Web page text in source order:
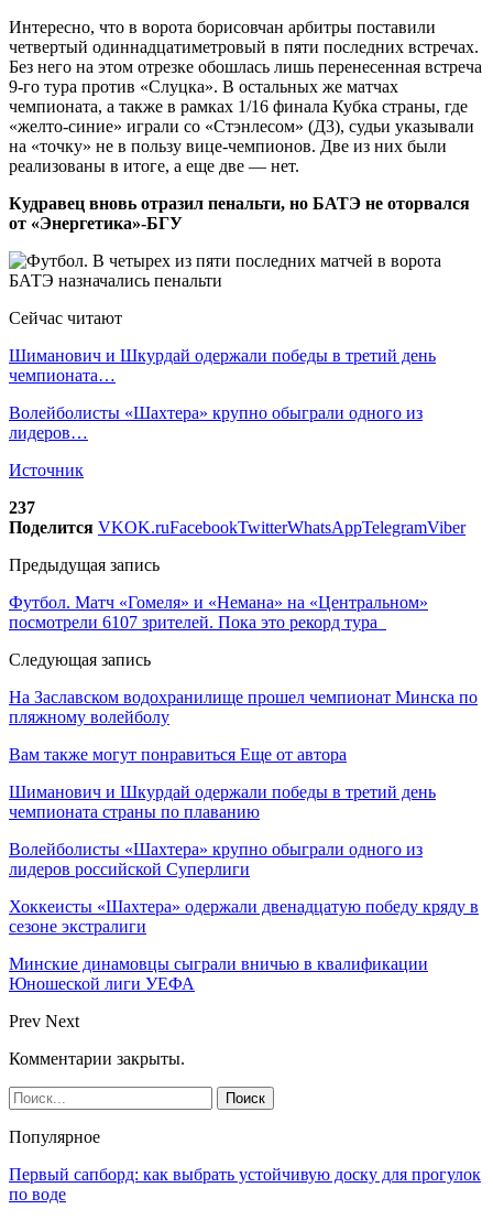
Интересно, что в ворота борисовчан арбитры поставили
четвертый одиннадцатиметровый в пяти последних встречах.
Без него на этом отрезке обошлась лишь перенесенная встреча
9-го тура против «Слуцка». В остальных же матчах
чемпионата, а также в рамках 1/16 финала Кубка страны, где
«желто-синие» играли со «Стэнлесом» (Д3), судьи указывали
на «точку» не в пользу вице-чемпионов. Две из них были
реализованы в итоге, а еще две — нет.
Кудравец вновь отразил пенальти, но БАТЭ не оторвался
от «Энергетика»-БГУ
Сейчас читают
Шиманович и Шкурдай одержали победы в третий день
чемпионата…
Волейболисты «Шахтера» крупно обыграли одного из
лидеров…
Источник
237
Поделится VKOK.ruFacebookTwitterWhatsAppTelegramViber
Предыдущая запись
Футбол. Матч «Гомеля» и «Немана» на «Центральном»
посмотрели 6107 зрителей. Пока это рекорд тура
Следующая запись
На Заславском водохранилище прошел чемпионат Минска по
пляжному волейболу
Вам также могут понравиться Еще от автора
Шиманович и Шкурдай одержали победы в третий день
чемпионата страны по плаванию
Волейболисты «Шахтера» крупно обыграли одного из
лидеров российской Суперлиги
Хоккеисты «Шахтера» одержали двенадцатую победу кряду в
сезоне экстралиги
Минские динамовцы сыграли вничью в квалификации
Юношеской лиги УЕФА
Prev Next
Комментарии закрыты.
Популярное
Первый сапборд: как выбрать устойчивую доску для прогулок
по воде